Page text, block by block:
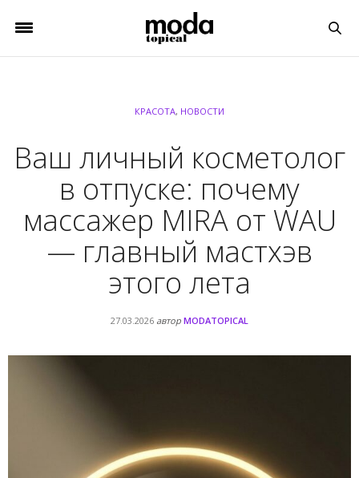
КРАСОТА, НОВОСТИ
Ваш личный косметолог
в отпуске: почему
массажер MIRA от WAU
— главный мастхэв
этого лета
27.03.2026 автор MODATOPICAL